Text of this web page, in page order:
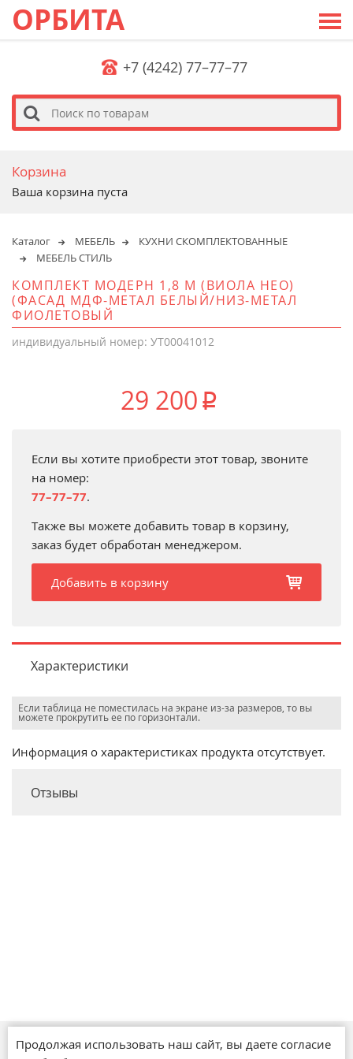
ОРБИТА
+7 (4242) 77–77–77
s
Корзина
Ваша корзина пуста
Каталог МЕБЕЛЬ
КУХНИ СКОМПЛЕКТОВАННЫЕ
МЕБЕЛЬ СТИЛЬ
КОМПЛЕКТ МОДЕРН 1,8 М (ВИОЛА НЕО)
(ФАСАД МДФ-МЕТАЛ БЕЛЫЙ/НИЗ-МЕТАЛ
ФИОЛЕТОВЫЙ
индивидуальный номер: УТ00041012
29 200 p
Если вы хотите приобрести этот товар, звоните
на номер:
77–77–77.
Также вы можете добавить товар в корзину,
заказ будет обработан менеджером.
Добавить в корзину b
Характеристики
Если таблица не поместилась на экране из-за размеров, то вы
можете прокрутить ее по горизонтали.
Информация о характеристиках продукта отсутствует.
Отзывы
Магазины
Продолжая использовать наш сайт, вы даете согласие